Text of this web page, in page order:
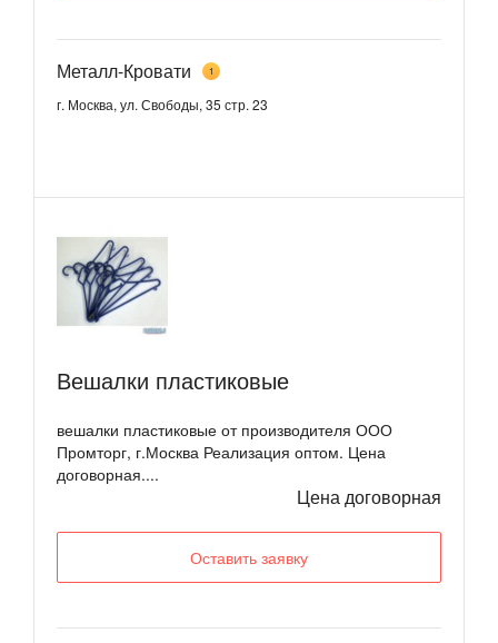
Металл-Кровати 1
г. Москва, ул. Свободы, 35 стр. 23
Вешалки пластиковые
вешалки пластиковые от производителя ООО
Промторг, г.Москва Реализация оптом. Цена
договорная....
Цена договорная
Оставить заявку